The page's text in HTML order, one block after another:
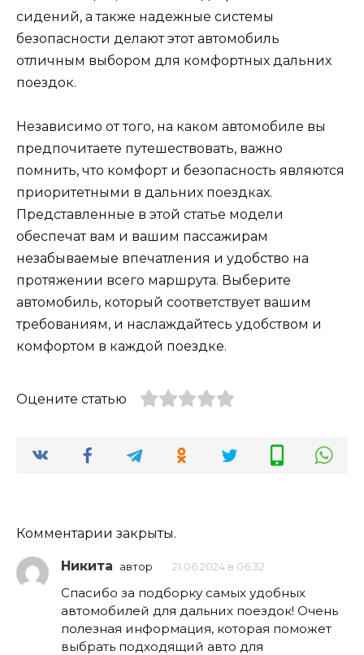
сидений, а также надежные системы
безопасности делают этот автомобиль
отличным выбором для комфортных дальних
поездок.
Независимо от того, на каком автомобиле вы
предпочитаете путешествовать, важно
помнить, что комфорт и безопасность являются
приоритетными в дальних поездках.
Представленные в этой статье модели
обеспечат вам и вашим пассажирам
незабываемые впечатления и удобство на
протяжении всего маршрута. Выберите
автомобиль, который соответствует вашим
требованиям, и наслаждайтесь удобством и
комфортом в каждой поездке.
Оцените статью
Комментарии закрыты.
Никита автор 21.06.2024 в 06:32
Спасибо за подборку самых удобных
автомобилей для дальних поездок! Очень
полезная информация, которая поможет
выбрать подходящий авто для